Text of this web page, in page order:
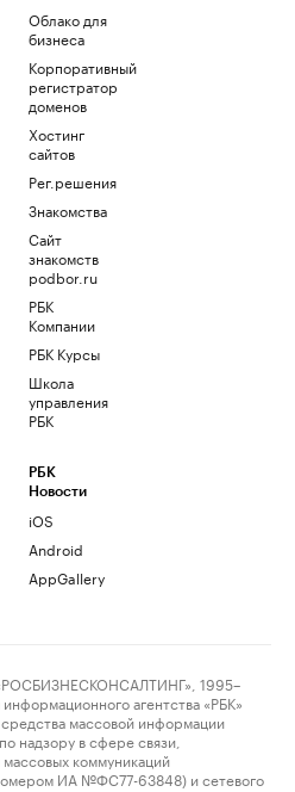
Облако для
бизнеса
Корпоративный
регистратор
доменов
Хостинг
сайтов
Рег.решения
Знакомства
Сайт
знакомств
podbor.ru
РБК
Компании
РБК Курсы
Школа
управления
РБК
РБК
Новости
iOS
Android
AppGallery
1995–
агентства «РБК»
массовой информации
надзору в сфере связи,
коммуникаций
ИА №ФС77-63848) и сетевого